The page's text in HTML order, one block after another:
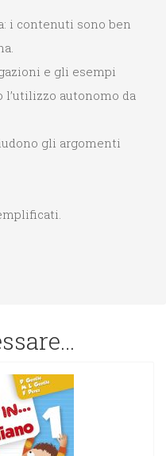
i contenuti sono ben
e gli esempi
autonomo da
gli argomenti